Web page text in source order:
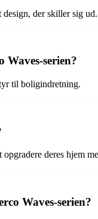
der skiller sig ud.
serien?
til boligindretning.
deres hjem
Waves-serien?